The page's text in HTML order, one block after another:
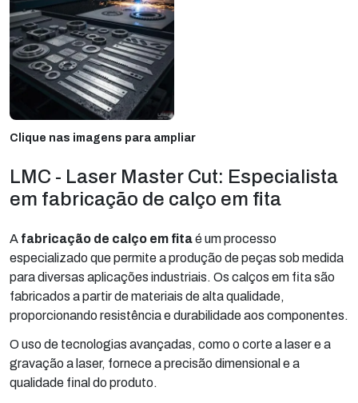
Clique nas imagens para ampliar
LMC - Laser Master Cut: Especialista
em fabricação de calço em fita
A fabricação de calço em fitaé um processo
especializado que permite a produção de peças sob medida
para diversas aplicações industriais. Os calços em fita são
fabricados a partir de materiais de alta qualidade,
proporcionando resistência e durabilidade aos componentes.
O uso de tecnologias avançadas, como o corte a laser e a
gravação a laser, fornece a precisão dimensional e a
qualidade final do produto.